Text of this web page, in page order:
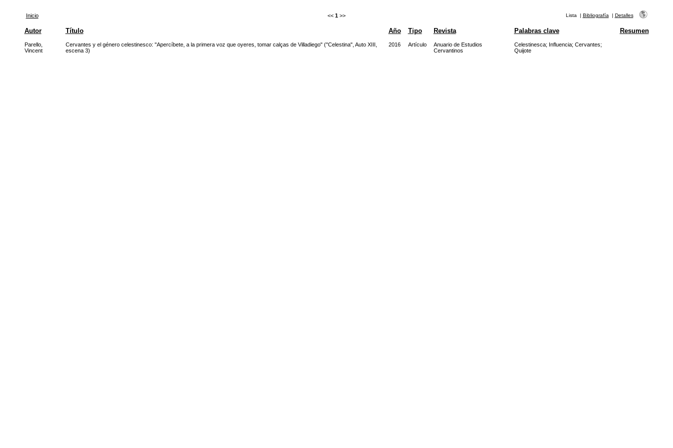
Inicio << 1 >> Lista | Bibliografía | Detalles
Autor Título Año Tipo Revista Palabras clave Resumen
Parello,
Vincent
Cervantes y el género celestinesco: "Apercíbete, a la primera voz que oyeres, tomar calças de Villadiego" ("Celestina", Auto XIII,
escena 3)
2016 Artículo
Anuario de Estudios
Cervantinos
Celestinesca; Influencia; Cervantes;
Quijote